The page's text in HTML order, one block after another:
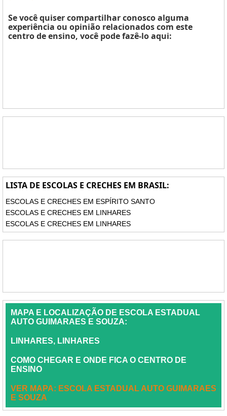
Se você quiser compartilhar conosco alguma
experiência ou opinião relacionados com este
centro de ensino, você pode fazê-lo aqui:
LISTA DE ESCOLAS E CRECHES EM BRASIL:
ESCOLAS E CRECHES EM ESPÍRITO SANTO
ESCOLAS E CRECHES EM LINHARES
ESCOLAS E CRECHES EM LINHARES
MAPA E LOCALIZAÇÃO DE ESCOLA ESTADUAL
AUTO GUIMARAES E SOUZA:
LINHARES, LINHARES
COMO CHEGAR E ONDE FICA O CENTRO DE
ENSINO
VER MAPA: ESCOLA ESTADUAL AUTO GUIMARAES
E SOUZA